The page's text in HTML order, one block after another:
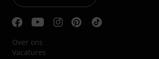
Over ons
Vacatures